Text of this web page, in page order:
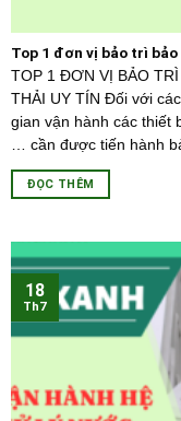
Top 1 đơn vị bảo trì
TOP 1 ĐƠN VỊ BẢO
THẢI UY TÍN Đối với
gian vận hành các thiết
… cần được tiến hành
ĐỌC THÊM
18
Th7